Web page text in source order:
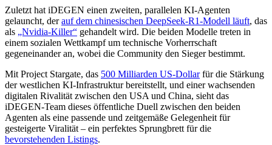
Zuletzt hat iDEGEN einen zweiten, parallelen KI-Agenten
gelauncht, derauf dem chinesischen DeepSeek-R1-Modell läuft, das
als „Nvidia-Killer“ gehandelt wird. Die beiden Modelle treten in
einem sozialen Wettkampf um technische Vorherrschaft
gegeneinander an, wobei die Community den Sieger bestimmt.
Mit Project Stargate, das 500 Milliarden US-Dollarfür die Stärkung
der westlichen KI-Infrastruktur bereitstellt, und einer wachsenden
digitalen Rivalität zwischen den USA und China, sieht das
iDEGEN-Team dieses öffentliche Duell zwischen den beiden
Agenten als eine passende und zeitgemäße Gelegenheit für
gesteigerte Viralität – ein perfektes Sprungbrett für die
bevorstehenden Listings.